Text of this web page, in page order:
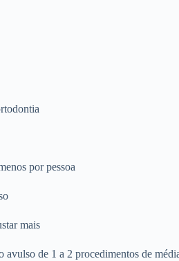
por pessoa
mais
de 1 a 2 procedimentos de